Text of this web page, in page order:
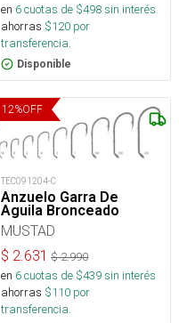
en 6cuotas de $498sin interés
ahorras $120 por
transferencia.
Disponible
12%OFF
TEC091204-C
Anzuelo Garra De
Aguila Bronceado
MUSTAD
$ 2.631 $2.990
en 6cuotas de $439sin interés
ahorras $110 por
transferencia.